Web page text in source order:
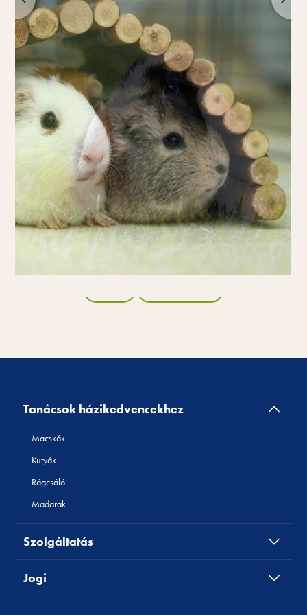
Tanácsok házikedvencekhez
Macskák
Kutyák
Rágcsáló
Madarak
Szolgáltatás
Jogi